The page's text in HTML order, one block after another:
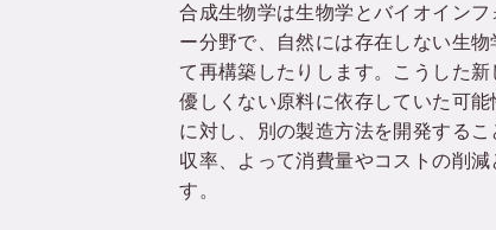
合成生物学は生物学とバイオイン
ー分野で、自然には存在しない生
て再構築したりします。こうした
優しくない原料に依存していた可
に対し、別の製造方法を開発する
収率、よって消費量やコストの削
す。